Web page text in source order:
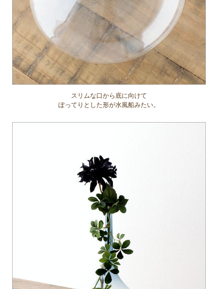
スリムな口から底に向けて
ぽってりとした形が水風船みたい。